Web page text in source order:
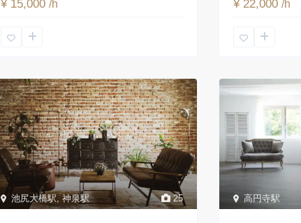
¥ 15,000/h ¥ 22,000 /h
25
池尻大橋駅,神泉駅 高円寺駅